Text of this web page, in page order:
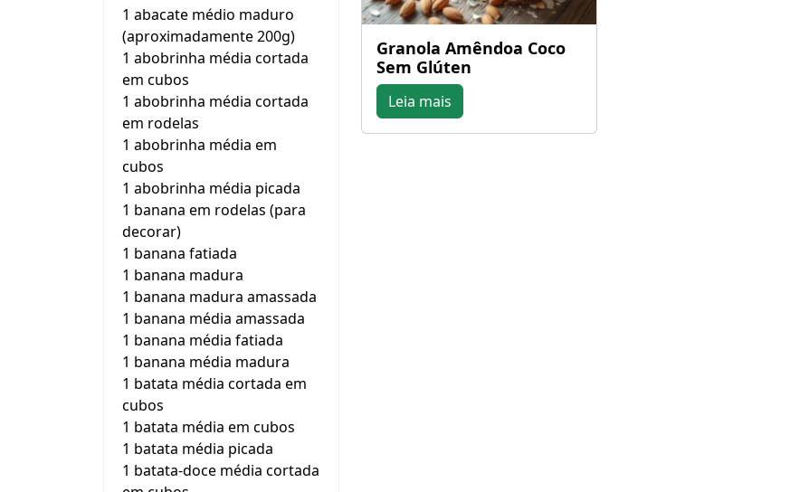
1 abacate médio maduro
(aproximadamente 200g)
1 abobrinha média cortada
em cubos
1 abobrinha média cortada
em rodelas
1 abobrinha média em
cubos
1 abobrinha média picada
1 banana em rodelas (para
decorar)
1 banana fatiada
1 banana madura
1 banana madura amassada
1 banana média amassada
1 banana média fatiada
1 banana média madura
1 batata média cortada em
cubos
1 batata média em cubos
1 batata média picada
1 batata-doce média cortada
Granola Amêndoa Coco
Sem Glúten
Leia mais